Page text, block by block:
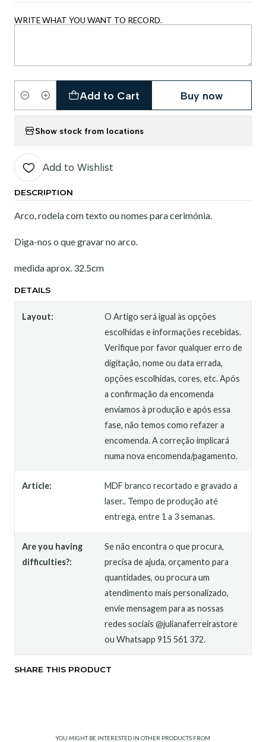
WRITE WHAT YOU WANT TO RECORD.
Quantity
Add to Cart Buy now
Show stock from locations
Add to Wishlist
DESCRIPTION
Arco, rodela com texto ou nomes para cerimónia.
Diga-nos o que gravar no arco.
medida aprox. 32.5cm
DETAILS
Layout:
O Artigo será igual às opções
escolhidas e informações recebidas.
Verifique por favor qualquer erro de
digitação, nome ou data errada,
opções escolhidas, cores, etc. Após
a confirmação da encomenda
enviamos à produção e após essa
fase, não temos como refazer a
encomenda. A correção implicará
numa nova encomenda/pagamento.
Article:
MDF branco recortado e gravado a
laser.. Tempo de produção até
entrega, entre 1 a 3 semanas.
Are you having
difficulties?:
Se não encontra o que procura,
precisa de ajuda, orçamento para
quantidades, ou procura um
atendimento mais personalizado,
envie mensagem para as nossas
redes sociais @julianaferreirastore
ou Whatsapp 915 561 372.
SHARE THIS PRODUCT
YOU MIGHT BE INTERESTED IN OTHER PRODUCTS FROM